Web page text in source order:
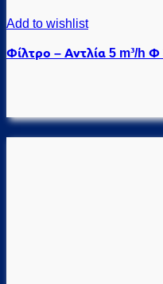
Add to wishlist
Φίλτρο – Αντλία 5 m³/h